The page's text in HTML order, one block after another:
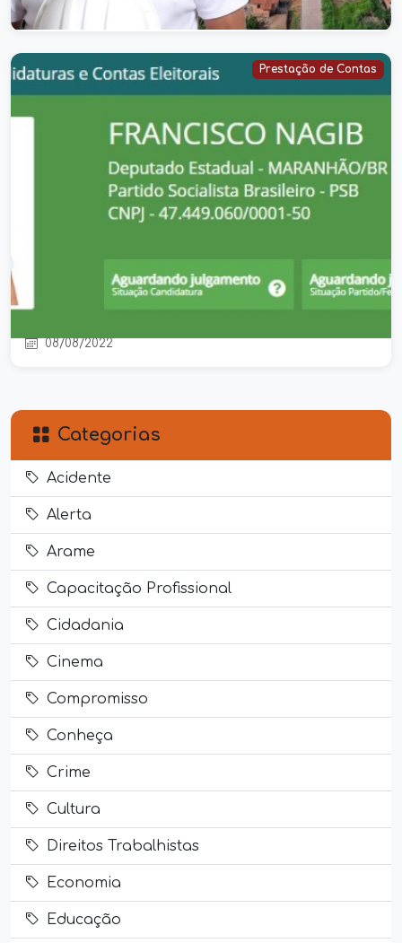
05/11/2025
Prestação de Contas
ALÔ MP: Patrimônio de Nagib
aumentou mais de 100% após ser
prefeito de Codó
08/08/2022
Categorias
Acidente
Alerta
Arame
Capacitação Profissional
Cidadania
Cinema
Compromisso
Conheça
Crime
Cultura
Direitos Trabalhistas
Economia
Educação